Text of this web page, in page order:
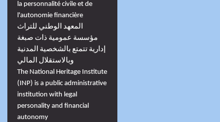
la personnalité civile et de
l'autonomie financière
المعهد الوطني للتراث
مؤسسة عمومية ذات صبغة
إدارية تتمتع بالشخصية المدنية
وبالاستقلال المالي
The National Heritage Institute
(INP) is a public administrative
institution with legal
personality and financial
autonomy